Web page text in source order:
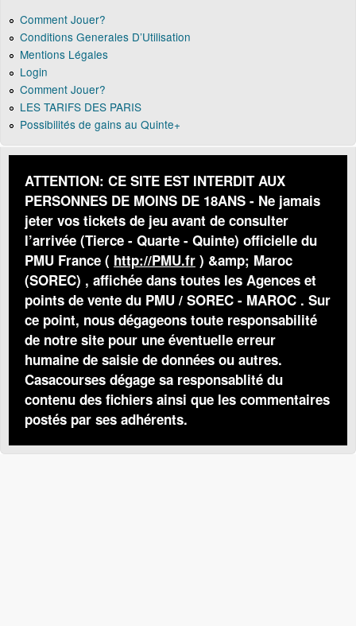
Comment Jouer?
Conditions Generales D’Utilisation
Mentions Légales
Login
Comment Jouer?
LES TARIFS DES PARIS
Possibilités de gains au Quinte+
ATTENTION: CE SITE EST INTERDIT AUX
PERSONNES DE MOINS DE 18ANS - Ne jamais
jeter vos tickets de jeu avant de consulter
l’arrivée (Tierce - Quarte - Quinte) officielle du
PMU France ( http://PMU.fr ) &amp; Maroc
(SOREC) , affichée dans toutes les Agences et
points de vente du PMU / SOREC - MAROC . Sur
ce point, nous dégageons toute responsabilité
de notre site pour une éventuelle erreur
humaine de saisie de données ou autres.
Casacourses dégage sa responsablité du
contenu des fichiers ainsi que les commentaires
postés par ses adhérents.